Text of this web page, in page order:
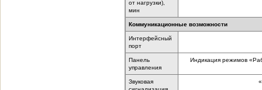
от нагрузки),
мин
Коммуникационные возможности
Интерфейсный
порт
Панель
управления
Индикация режимов
Звуковая